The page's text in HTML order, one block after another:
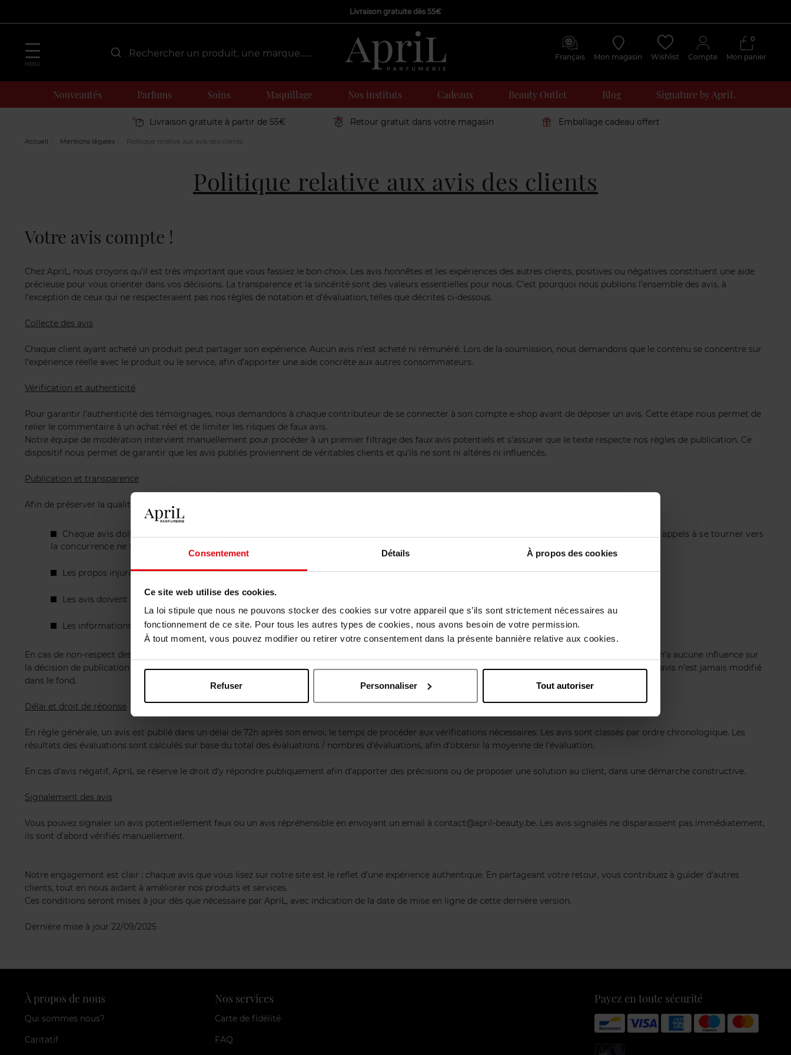
Consentement Détails À propos des cookies
Ce site web utilise des cookies.
La loi stipule que nous ne pouvons stocker des cookies sur votre appareil que s’ils sont strictement nécessaires au
fonctionnement de ce site. Pour tous les autres types de cookies, nous avons besoin de votre permission.
À tout moment, vous pouvez modifier ou retirer votre consentement dans la présente bannière relative aux cookies.
Refuser Personnaliser Tout autoriser
Livraison gratuite dès 55€
MENU
Français Mon magasin Wishlist Compte Mon panier
0
Nouveautés Parfums Soins Maquillage Nos instituts Cadeaux Beauty Outlet Blog Signature by ApriL
Livraison gratuite à partir de 55€ Retour gratuit dans votre magasin Emballage cadeau offert
Accueil Mentions légales Politique relative aux avis des clients
Politique relative aux avis des clients
Votre avis compte !
Chez ApriL, nous croyons qu’il est très important que vous fassiez le bon choix. Les avis honnêtes et les expériences des autres clients, positives ou négatives constituent une aide
précieuse pour vous orienter dans vos décisions. La transparence et la sincérité sont des valeurs essentielles pour nous. C’est pourquoi nous publions l’ensemble des avis, à
l’exception de ceux qui ne respecteraient pas nos règles de notation et d’évaluation, telles que décrites ci-dessous.
Collecte des avis
Chaque client ayant acheté un produit peut partager son expérience. Aucun avis n’est acheté ni rémunéré. Lors de la soumission, nous demandons que le contenu se concentre sur
l’expérience réelle avec le produit ou le service, afin d’apporter une aide concrète aux autres consommateurs.
Vérification et authenticité
Pour garantir l’authenticité des témoignages, nous demandons à chaque contributeur de se connecter à son compte e-shop avant de déposer un avis. Cette étape nous permet de
relier le commentaire à un achat réel et de limiter les risques de faux avis.
Notre équipe de modération intervient manuellement pour procéder à un premier filtrage des faux avis potentiels et s’assurer que le texte respecte nos règles de publication. Ce
dispositif nous permet de garantir que les avis publiés proviennent de véritables clients et qu’ils ne sont ni altérés ni influencés.
Publication et transparence
Afin de préserver la qualité des avis et le respect des clients, les règles suivantes de notations et d’évaluation s’appliquent :
Chaque avis doit se limiter à l’expérience avec le produit concerné et l'expérience client. Les remarques concernant d’autres produits ou des appels à se tourner vers
la concurrence ne sont pas publiées.
Les propos injurieux, discriminatoires, haineux ou offensants ne sont en aucun cas acceptés.
Les avis doivent être rédigés en néerlandais, français ou anglais.
Les informations sensibles à caractère personnel (adresses, numéros de téléphone, URL, etc.) ne peuvent pas figurer dans les avis.
En cas de non-respect des règles énoncées, l’avis ne sera pas validé. Les seuls avis non publiés sont donc ceux qui enfreignent ces règles. Le score attribué n’a aucune influence sur
la décision de publication : tous les avis conformes aux présentes règles, qu’ils soient positifs ou négatifs, sont intégralement mis en ligne. Le contenu des avis n’est jamais modifié
dans le fond.
Délai et droit de réponse
En règle générale, un avis est publié dans un délai de 72h après son envoi, le temps de procéder aux vérifications nécessaires. Les avis sont classés par ordre chronologique. Les
résultats des évaluations sont calculés sur base du total des évaluations / nombres d’évaluations, afin d’obtenir la moyenne de l’évaluation.
En cas d’avis négatif, ApriL se réserve le droit d’y répondre publiquement afin d’apporter des précisions ou de proposer une solution au client, dans une démarche constructive.
Signalement des avis
Vous pouvez signaler un avis potentiellement faux ou un avis répréhensible en envoyant un email à contact@april-beauty.be. Les avis signalés ne disparaissent pas immédiatement,
ils sont d'abord vérifiés manuellement.
Notre engagement est clair : chaque avis que vous lisez sur notre site est le reflet d’une expérience authentique. En partageant votre retour, vous contribuez à guider d’autres
clients, tout en nous aidant à améliorer nos produits et services.
Ces conditions seront mises à jour dès que nécessaire par ApriL, avec indication de la date de mise en ligne de cette dernière version.
Dernière mise à jour 22/09/2025
À propos de nous
Qui sommes nous?
Caritatif
Nos services
Carte de fidélité
FAQ
Payez en toute sécurité